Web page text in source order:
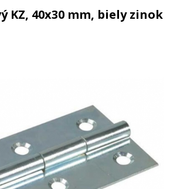
KZ, 40x30 mm, biely zinok